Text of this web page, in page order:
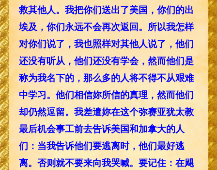
救其他人。我把你们送出了美国，你们的出
埃及，你们永远不会再次返回。所以我怎样
对你们说了，我也照样对其他人说了，他们
还没有听从，他们还没有学会，然而他们是
称为我名下的，那么多的人将不得不从艰难
中学习。他们相信妳所信的真理，然而他们
却仍然逗留。我差遣妳在这个弥赛亚犹太教
最后机会事工前去告诉美国和加拿大的人
们：当我告诉他们要逃离时，他们最好逃
离。否则就不要来向我哭喊。要记住：在飓